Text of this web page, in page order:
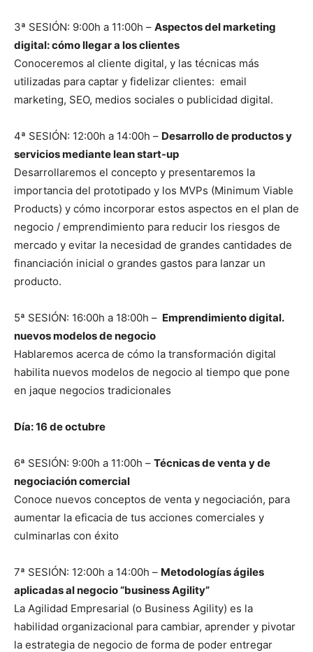
3ª SESIÓN: 9:00h a 11:00h – Aspectos del marketing
digital: cómo llegar a los clientes
Conoceremos al cliente digital, y las técnicas más
utilizadas para captar y fidelizar clientes: email
marketing, SEO, medios sociales o publicidad digital.
4ª SESIÓN: 12:00h a 14:00h – Desarrollo de productos y
servicios mediante lean start-up
Desarrollaremos el concepto y presentaremos la
importancia del prototipado y los MVPs (Minimum Viable
Products) y cómo incorporar estos aspectos en el plan de
negocio / emprendimiento para reducir los riesgos de
mercado y evitar la necesidad de grandes cantidades de
financiación inicial o grandes gastos para lanzar un
producto.
5ª SESIÓN: 16:00h a 18:00h – Emprendimiento digital.
nuevos modelos de negocio
Hablaremos acerca de cómo la transformación digital
habilita nuevos modelos de negocio al tiempo que pone
en jaque negocios tradicionales
Día: 16 de octubre
6ª SESIÓN: 9:00h a 11:00h – Técnicas de venta y de
negociación comercial
Conoce nuevos conceptos de venta y negociación, para
aumentar la eficacia de tus acciones comerciales y
culminarlas con éxito
7ª SESIÓN: 12:00h a 14:00h – Metodologías ágiles
aplicadas al negocio “business Agility”
La Agilidad Empresarial (o Business Agility) es la
habilidad organizacional para cambiar, aprender y pivotar
la estrategia de negocio de forma de poder entregar